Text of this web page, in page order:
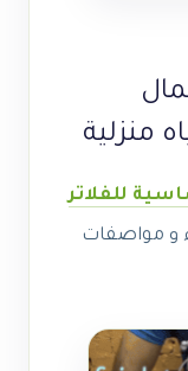
منزلية
للفلاتر
و مواصفات